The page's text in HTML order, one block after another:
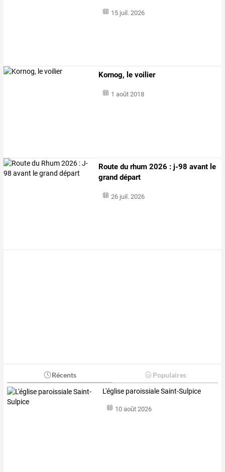
15 juil. 2026
Kornog, le voilier
1 août 2018
Route du rhum 2026 : j-98 avant le
grand départ
26 juil. 2026
Récents Populaires
L'église paroissiale Saint-Sulpice
10 août 2026